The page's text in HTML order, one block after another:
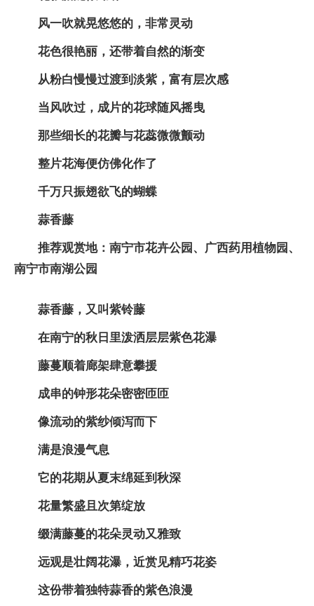
风一吹就晃悠悠的，非常灵动
花色很艳丽，还带着自然的渐变
从粉白慢慢过渡到淡紫，富有层次感
当风吹过，成片的花球随风摇曳
那些细长的花瓣与花蕊微微颤动
整片花海便仿佛化作了
千万只振翅欲飞的蝴蝶
蒜香藤
推荐观赏地：南宁市花卉公园、广西药用植物园、
南宁市南湖公园
蒜香藤，又叫紫铃藤
在南宁的秋日里泼洒层层紫色花瀑
藤蔓顺着廊架肆意攀援
成串的钟形花朵密密匝匝
像流动的紫纱倾泻而下
满是浪漫气息
它的花期从夏末绵延到秋深
花量繁盛且次第绽放
缀满藤蔓的花朵灵动又雅致
远观是壮阔花瀑，近赏见精巧花姿
这份带着独特蒜香的紫色浪漫